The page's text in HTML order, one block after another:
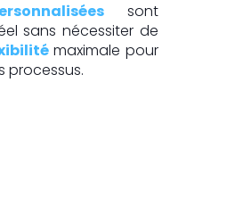
sont
sans nécessiter de
maximale pour
processus.